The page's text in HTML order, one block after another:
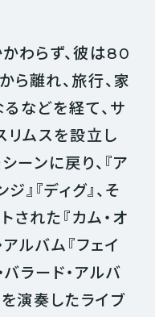
わらず、彼は80
離れ、旅行、家
などを経て、サ
リムスを設立し
ーンに戻り、『ア
』『ディグ』、そ
された『カム・オ
アルバム『フェイ
バラード・アルバ
を演奏したライブ